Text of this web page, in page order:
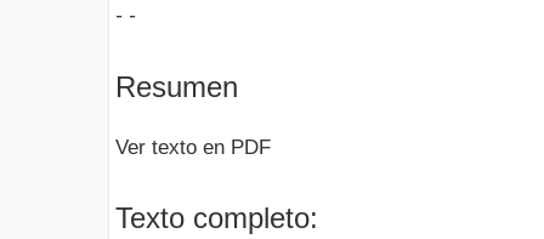
- -
Resumen
Ver texto en PDF
Texto completo: